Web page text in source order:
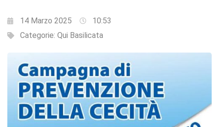
14 Marzo 2025
10:53
Categorie: Qui Basilicata